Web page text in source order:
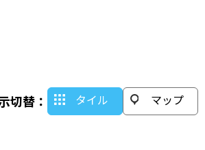
切替： タイル マップ